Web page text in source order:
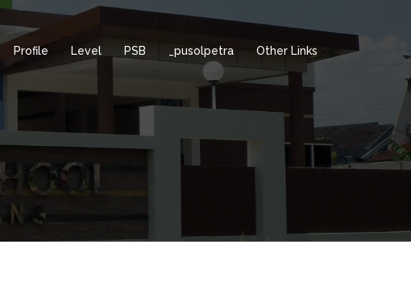
Profile Level PSB _pusolpetra Other Links